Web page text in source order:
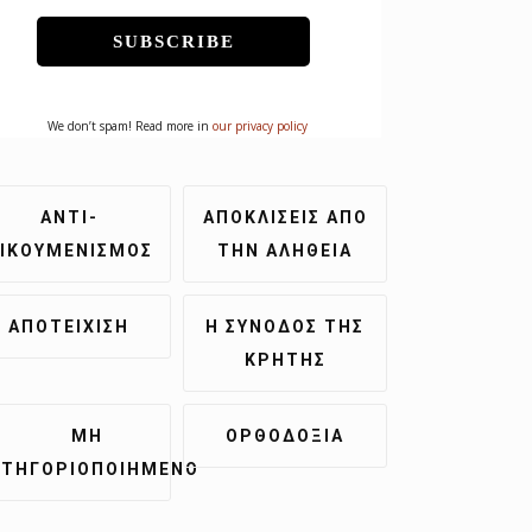
We don’t spam! Read more in our privacy policy
ΑΝΤΙ-
ΑΠΟΚΛΊΣΕΙΣ ΑΠΌ
ΤΗΝ ΑΛΉΘΕΙΑ
ἈΠΟΤΕΊΧΙΣΗ
Η ΣΎΝΟΔΟΣ ΤΗΣ
ΚΡΉΤΗΣ
ΜΗ
ΟΡΘΟΔΟΞΊΑ